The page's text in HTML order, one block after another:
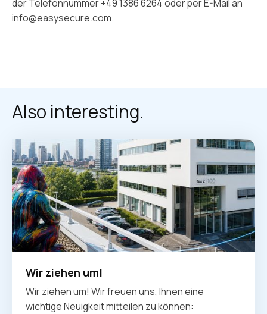
der Telefonnummer +49 1386 6264 oder per E-Mail an
info@easysecure.com.
Also interesting.
Wir ziehen um!
Wir ziehen um! Wir freuen uns, Ihnen eine
wichtige Neuigkeit mitteilen zu können: